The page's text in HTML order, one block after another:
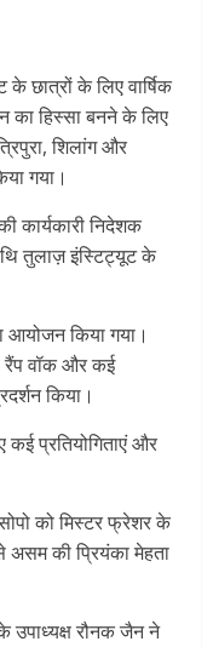
छात्रों के लिए वार्षिक
का हिस्सा बनने के लिए
शिलांग और
गया।
कार्यकारी निदेशक
तुलाज़ इंस्टिट्यूट के
किया गया।
रैंप वॉक और कई
किया।
कई प्रतियोगिताएं और
को मिस्टर फ्रेशर के
असम की प्रियंका मेहता
रौनक जैन ने